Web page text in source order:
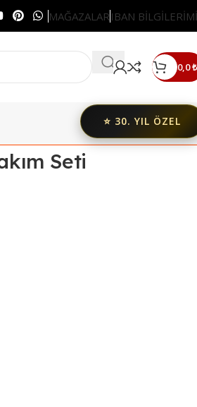
MAĞAZALAR IBAN
0,0₺
⭐ 30. YIL ÖZEL
Seti